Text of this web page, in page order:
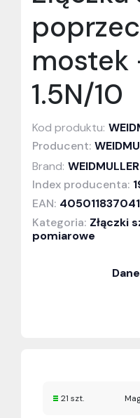
mostek
1.5N/10
Kod produktu:
Producent:
Brand: WEIDMULLER
Index producenta:
EAN:
Kategoria: Złączki
pomiarowe
21 szt.